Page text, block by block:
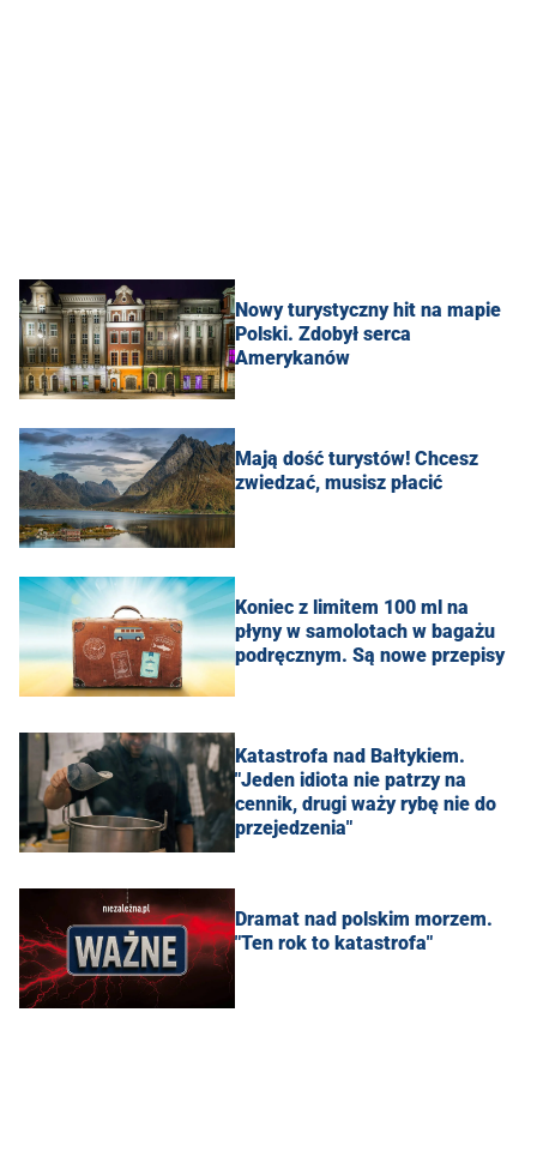
Nowy turystyczny hit na mapie
Polski. Zdobył serca
Amerykanów
Mają dość turystów! Chcesz
zwiedzać, musisz płacić
Koniec z limitem 100 ml na
płyny w samolotach w bagażu
podręcznym. Są nowe przepisy
Katastrofa nad Bałtykiem.
"Jeden idiota nie patrzy na
cennik, drugi waży rybę nie do
przejedzenia"
Dramat nad polskim morzem.
"Ten rok to katastrofa"